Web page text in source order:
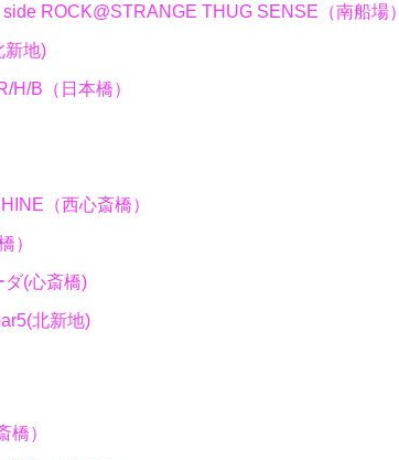
ROCK@STRANGE THUG SENSE（南船場）
新地)
H/B（日本橋）
（西心斎橋）
）
ダ(心斎橋)
北新地)
橋）